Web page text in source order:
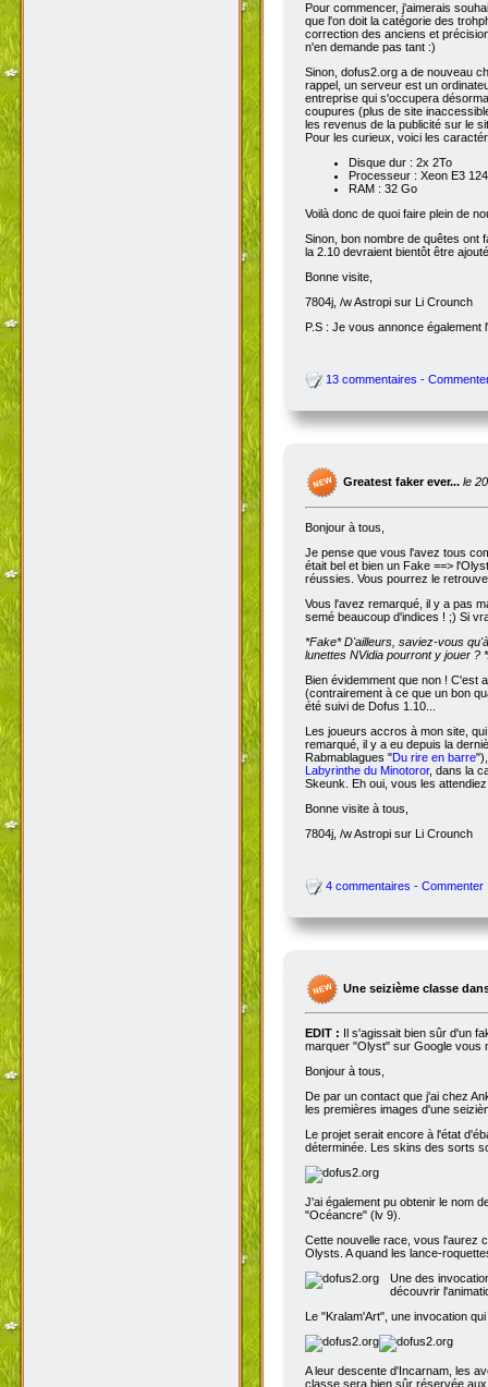
Pour commencer, j'aimerais
que l'on doit la catégorie des
correction des anciens et
n'en demande pas tant :)
Sinon, dofus2.org a de nouveau
rappel, un serveur est un
entreprise qui s'occupera
coupures (plus de site
les revenus de la publicité sur le
Pour les curieux, voici les
Disque dur : 2x 2To
Processeur : Xeon E3
RAM : 32 Go
Voilà donc de quoi faire plein de
Sinon, bon nombre de quêtes ont
la 2.10 devraient bientôt être
Bonne visite,
7804j, /w Astropi sur Li Crounch
P.S : Je vous annonce
13 commentaires -
Greatest faker ever... le
Bonjour à tous,
Je pense que vous l'avez tous
était bel et bien un Fake ==>
réussies. Vous pourrez le
Vous l'avez remarqué, il y a pas
semé beaucoup d'indices ! ;) Si
*Fake*D'ailleurs, saviez-vous
lunettes NVidia pourront y jouer ?
Bien évidemment que non ! C'est
(contrairement à ce que un bon
été suivi de Dofus 1.10...
Les joueurs accros à mon site,
remarqué, il y a eu depuis la
Rabmablagues "Du rire en barre
Labyrinthe du Minotoror, dans la
Skeunk. Eh oui, vous les
Bonne visite à tous,
7804j, /w Astropi sur Li Crounch
4 commentaires - Commenter
Une seizième classe
EDIT : Il s'agissait bien sûr d'un
marquer "Olyst" sur Google vous
Bonjour à tous,
De par un contact que j'ai chez
les premières images d'une
Le projet serait encore à l'état
déterminée. Les skins des sorts
J'ai également pu obtenir le nom
"Océancre" (lv 9).
Cette nouvelle race, vous l'aurez
Olysts. A quand les lance-
Une des
découvrir
Le "Kralam'Art", une invocation
A leur descente d'Incarnam, les
classe sera bien sûr réservée